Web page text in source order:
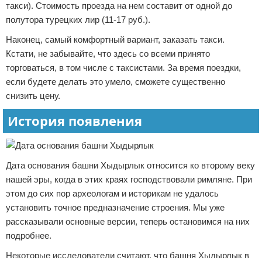
такси). Стоимость проезда на нем составит от одной до
полутора турецких лир (11-17 руб.).
Наконец, самый комфортный вариант, заказать такси.
Кстати, не забывайте, что здесь со всеми принято
торговаться, в том числе с таксистами. За время поездки,
если будете делать это умело, сможете существенно
снизить цену.
История появления
Дата основания башни Хыдырлык относится ко второму веку
нашей эры, когда в этих краях господствовали римляне. При
этом до сих пор археологам и историкам не удалось
установить точное предназначение строения. Мы уже
рассказывали основные версии, теперь остановимся на них
подробнее.
Некоторые исследователи считают, что башня Хыдырлык в